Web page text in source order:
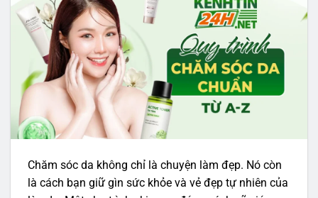
Chăm sóc da không chỉ là chuyện làm đẹp. Nó còn
là cách bạn giữ gìn sức khỏe và vẻ đẹp tự nhiên của